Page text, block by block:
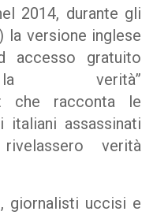
2014, durante gli
la versione inglese
accesso gratuito
la verità”
che racconta le
assassinati
verità
giornalisti uccisi e